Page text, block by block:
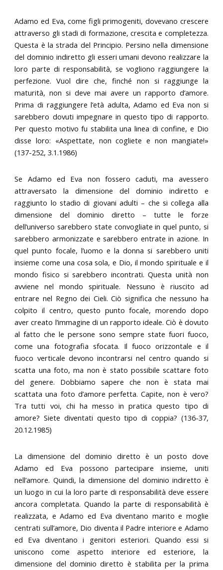
Adamo ed Eva, come figli primogeniti, dovevano crescere
attraverso gli stadi di formazione, crescita e completezza.
Questa è la strada del Principio. Persino nella dimensione
del dominio indiretto gli esseri umani devono realizzare la
loro parte di responsabilità, se vogliono raggiungere la
perfezione. Vuol dire che, finché non si raggiunge la
maturità, non si deve mai avere un rapporto d’amore.
Prima di raggiungere l’età adulta, Adamo ed Eva non si
sarebbero dovuti impegnare in questo tipo di rapporto.
Per questo motivo fu stabilita una linea di confine, e Dio
disse loro: «Aspettate, non cogliete e non mangiate!»
(137-252, 3.1.1986)
Se Adamo ed Eva non fossero caduti, ma avessero
attraversato la dimensione del dominio indiretto e
raggiunto lo stadio di giovani adulti – che si collega alla
dimensione del dominio diretto – tutte le forze
dell’universo sarebbero state convogliate in quel punto, si
sarebbero armonizzate e sarebbero entrate in azione. In
quel punto focale, l’uomo e la donna si sarebbero uniti
insieme come una cosa sola, e Dio, il mondo spirituale e il
mondo fisico si sarebbero incontrati. Questa unità non
avviene nel mondo spirituale. Nessuno è riuscito ad
entrare nel Regno dei Cieli. Ciò significa che nessuno ha
colpito il centro, questo punto focale, morendo dopo
aver creato l’immagine di un rapporto ideale. Ciò è dovuto
al fatto che le persone sono sempre state fuori fuoco,
come una fotografia sfocata. Il fuoco orizzontale e il
fuoco verticale devono incontrarsi nel centro quando si
scatta una foto, ma non è stato possibile scattare foto
del genere. Dobbiamo sapere che non è stata mai
scattata una foto d’amore perfetta. Capite, non è vero?
Tra tutti voi, chi ha messo in pratica questo tipo di
amore? Siete diventati questo tipo di coppia? (136-37,
20.12.1985)
La dimensione del dominio diretto è un posto dove
Adamo ed Eva possono partecipare insieme, uniti
nell’amore. Quindi, la dimensione del dominio indiretto è
un luogo in cui la loro parte di responsabilità deve essere
ancora completata. Quando la parte di responsabilità è
realizzata, e Adamo ed Eva diventano marito e moglie
centrati sull’amore, Dio diventa il Padre interiore e Adamo
ed Eva diventano i genitori esteriori. Quando essi si
uniscono come aspetto interiore ed esteriore, la
dimensione del dominio diretto è stabilita per la prima